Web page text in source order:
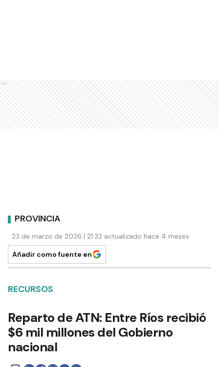
Ads
PROVINCIA
23 de marzo de 2026 | 21:32 actualizado hace 4 meses
Añadir como fuente en
RECURSOS
Reparto de ATN: Entre Ríos recibió
$6 mil millones del Gobierno
nacional